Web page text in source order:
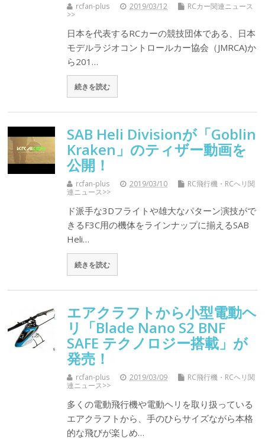
rcfan-plus 2019/03/12
RCカー関連ニュース
>>
日本を代表するRCカーの競技団体である、日本
モデルラジオコントロールカー協会（JMRCA)か
ら201…
続きを読む
SAB Heli Divisionが「Goblin
Kraken」のティザー動画を
公開！
rcfan-plus 2019/03/10
RC飛行機・RCヘリ関
連ニュース>>
ド派手な3Dフライトや雄大なパターン演技がで
きるF3C用の機体をラインナップに揃えるSAB
Heli…
続きを読む
エアクラフトから小型電動ヘ
リ「Blade Nano S2 BNF
SAFE テクノロジー搭載」が
発売！
rcfan-plus 2019/03/09
RC飛行機・RCヘリ関
連ニュース>>
多くの電動飛行機や電動ヘリを取り扱っている
エアクラフトから、手のひらサイズながら本格
的な飛びが楽しめ…